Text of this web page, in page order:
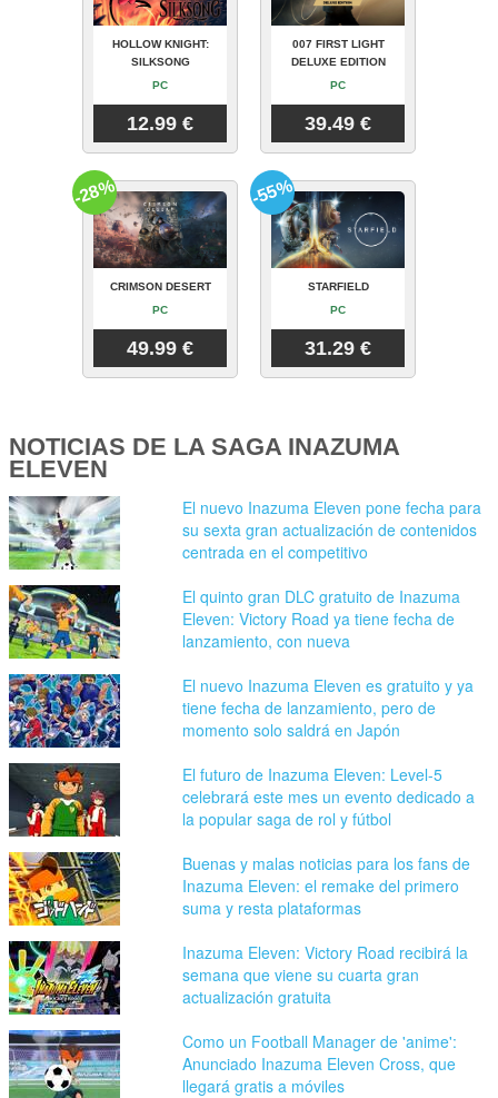
HOLLOW KNIGHT:
SILKSONG
PC
12.99 €
007 FIRST LIGHT
DELUXE EDITION
PC
39.49 €
CRIMSON DESERT
PC
49.99 €
-28%
STARFIELD
PC
31.29 €
-55%
NOTICIAS DE LA SAGA INAZUMA
ELEVEN
El nuevo Inazuma Eleven pone fecha para
su sexta gran actualización de contenidos
centrada en el competitivo
El quinto gran DLC gratuito de Inazuma
Eleven: Victory Road ya tiene fecha de
lanzamiento, con nueva
El nuevo Inazuma Eleven es gratuito y ya
tiene fecha de lanzamiento, pero de
momento solo saldrá en Japón
El futuro de Inazuma Eleven: Level-5
celebrará este mes un evento dedicado a
la popular saga de rol y fútbol
Buenas y malas noticias para los fans de
Inazuma Eleven: el remake del primero
suma y resta plataformas
Inazuma Eleven: Victory Road recibirá la
semana que viene su cuarta gran
actualización gratuita
Como un Football Manager de 'anime':
Anunciado Inazuma Eleven Cross, que
llegará gratis a móviles